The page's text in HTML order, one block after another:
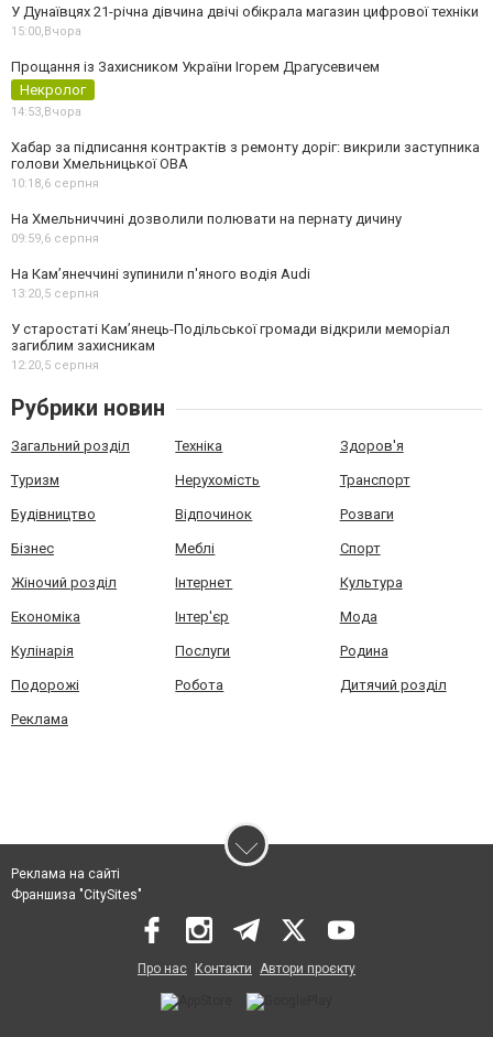
У Дунаївцях 21-річна дівчина двічі обікрала магазин цифрової техніки
15:00,Вчора
Прощання із Захисником України Ігорем Драгусевичем
Некролог
14:53,Вчора
Хабар за підписання контрактів з ремонту доріг: викрили заступника
голови Хмельницької ОВА
10:18,6 серпня
На Хмельниччині дозволили полювати на пернату дичину
09:59,6 серпня
На Камʼянеччині зупинили п'яного водія Audi
13:20,5 серпня
У старостаті Кам’янець-Подільської громади відкрили меморіал
загиблим захисникам
12:20,5 серпня
Рубрики новин
Загальний розділ Техніка Здоров'я
Туризм Нерухомість Транспорт
Будівництво Відпочинок Розваги
Бізнес Меблі Спорт
Жіночий розділ Інтернет Культура
Економіка Інтер'єр Мода
Кулінарія Послуги Родина
Подорожі Робота Дитячий розділ
Реклама
Реклама на сайті
Франшиза "CitySites"
Про нас Контакти Автори проєкту